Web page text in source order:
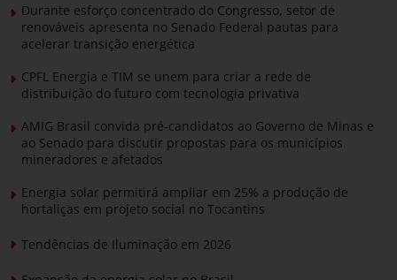
Durante esforço concentrado do Congresso, setor de
renováveis apresenta no Senado Federal pautas para
acelerar transição energética
CPFL Energia e TIM se unem para criar a rede de
distribuição do futuro com tecnologia privativa
AMIG Brasil convida pré-candidatos ao Governo de Minas e
ao Senado para discutir propostas para os municípios
mineradores e afetados
Energia solar permitirá ampliar em 25% a produção de
hortaliças em projeto social no Tocantins
Tendências de Iluminação em 2026